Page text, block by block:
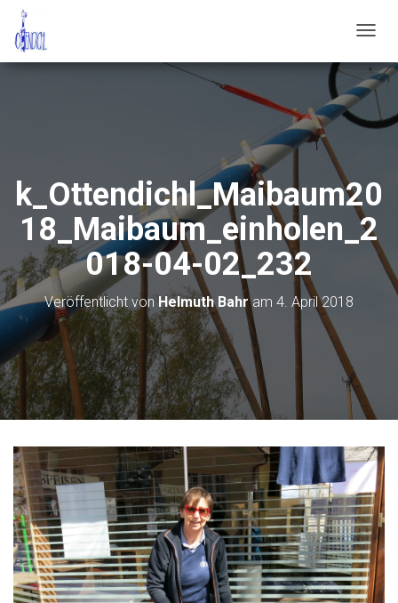
A
V
I
A
N
M
k_Ottendichl_Maibaum20
18_Maibaum_einholen_2
018-04-02_232
Veröffentlicht vonHelmuth Bahram 4. April 2018